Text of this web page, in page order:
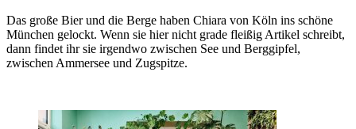
Das große Bier und die Berge haben Chiara von Köln ins schöne
München gelockt. Wenn sie hier nicht grade fleißig Artikel schreibt,
dann findet ihr sie irgendwo zwischen See und Berggipfel,
zwischen Ammersee und Zugspitze.